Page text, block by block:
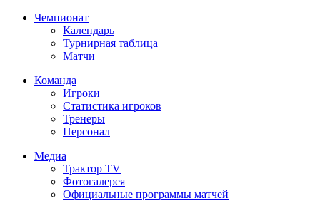
Чемпионат
Календарь
Турнирная таблица
Матчи
Команда
Игроки
Статистика игроков
Тренеры
Персонал
Медиа
Трактор TV
Фотогалерея
Официальные программы матчей